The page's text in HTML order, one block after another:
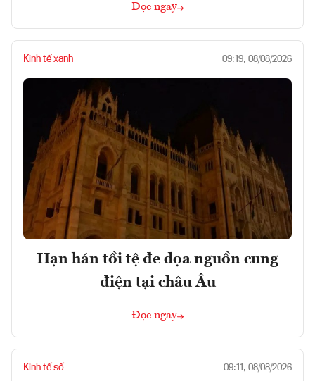
Đọc ngay
Kinh tế xanh 09:19, 08/08/2026
Hạn hán tồi tệ đe dọa nguồn cung
điện tại châu Âu
Đọc ngay
Kinh tế số 09:11, 08/08/2026